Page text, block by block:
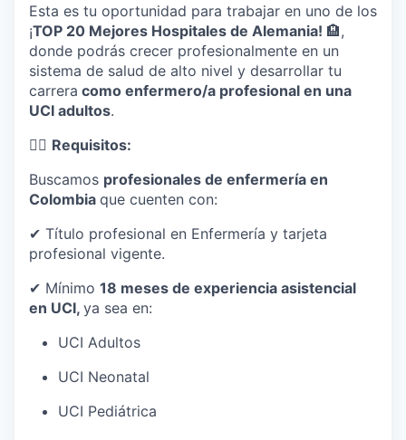
Esta es tu oportunidad para trabajar en uno de los
¡TOP 20 Mejores Hospitales de Alemania! 🏨,
donde podrás crecer profesionalmente en un
sistema de salud de alto nivel y desarrollar tu
carrera como enfermero/a profesional en una
UCI adultos.
👩‍⚕️ Requisitos:
Buscamos profesionales de enfermería en
Colombia que cuenten con:
✔ Título profesional en Enfermería y tarjeta
profesional vigente.
✔ Mínimo 18 meses de experiencia asistencial
en UCI, ya sea en:
UCI Adultos
UCI Neonatal
UCI Pediátrica